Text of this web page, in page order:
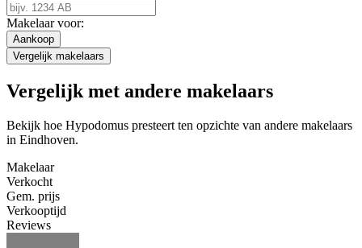
Makelaar voor:
Aankoop
Vergelijk makelaars
Vergelijk met andere makelaars
Bekijk hoe Hypodomus presteert ten opzichte van andere makelaars
in Eindhoven.
Makelaar
Verkocht
Gem. prijs
Verkooptijd
Reviews